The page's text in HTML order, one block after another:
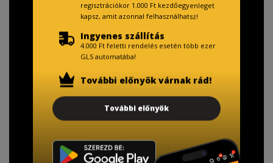
TISZTELT VÁSÁRLÓNK!
adatainak biztonsága érdekében!
regisztrációkor 1.000 Ft kezdőegyenleget
kapsz, amit azonnal felhasználhatsz!
Ingyenes szállítás
4.000 Ft feletti rendelés esetén több ezer
GLS automatába!
További előnyök várnak rád!
További előnyök